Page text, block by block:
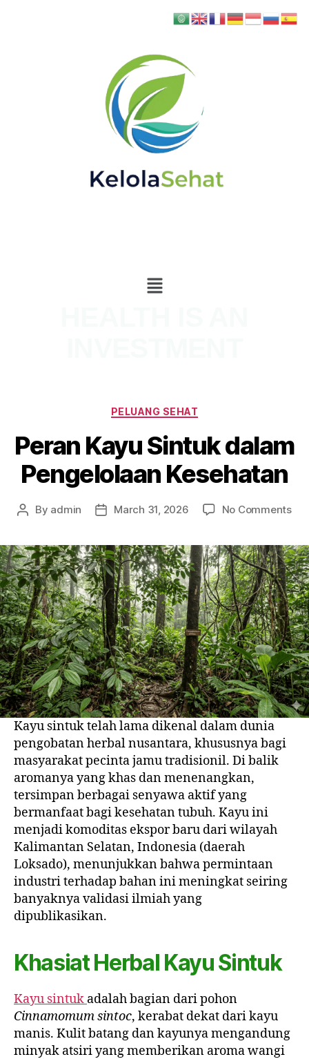
PELUANG SEHAT
Peran Kayu Sintuk dalam
Pengelolaan Kesehatan
By admin March 31, 2026 No Comments
Kayu sintuk telah lama dikenal dalam dunia
pengobatan herbal nusantara, khususnya bagi
masyarakat pecinta jamu tradisionil. Di balik
aromanya yang khas dan menenangkan,
tersimpan berbagai senyawa aktif yang
bermanfaat bagi kesehatan tubuh. Kayu ini
menjadi komoditas ekspor baru dari wilayah
Kalimantan Selatan, Indonesia (daerah
Loksado), menunjukkan bahwa permintaan
industri terhadap bahan ini meningkat seiring
banyaknya validasi ilmiah yang
dipublikasikan.
Khasiat Herbal Kayu Sintuk
Kayu sintuk adalah bagian dari pohon
Cinnamomum sintoc, kerabat dekat dari kayu
manis. Kulit batang dan kayunya mengandung
minyak atsiri yang memberikan aroma wangi